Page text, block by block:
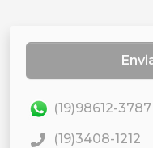
(19)98612-3787
(19)3408-1212